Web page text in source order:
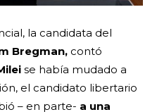
la candidata del
Bregman, contó
se había mudado a
el candidato libertario
– en parte- a una